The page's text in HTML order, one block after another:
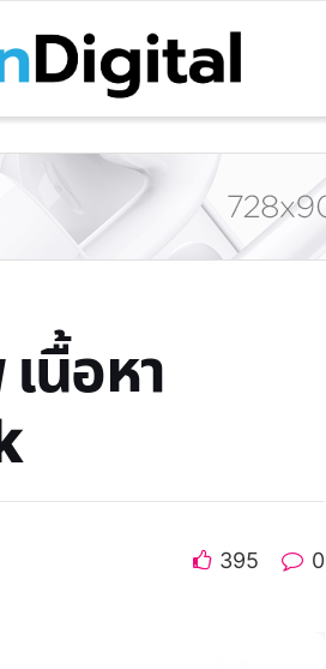
นื้อหา
395 0